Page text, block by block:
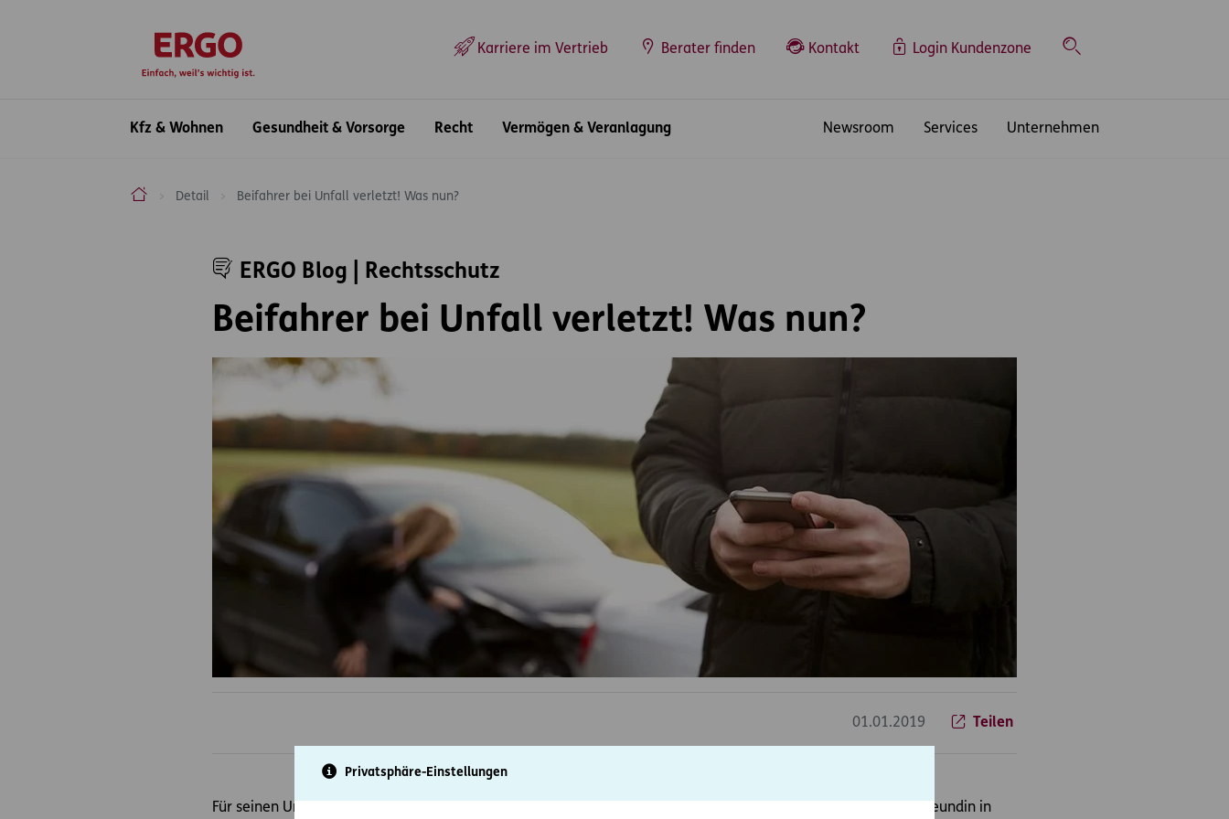
Privatsphäre-Einstellungen
Karriere im Vertrieb Berater finden Kontakt Login Kundenzone
Suche
Kfz & Wohnen
Gesundheit & Vorsorge Recht Vermögen & Veranlagung Newsroom Services Unternehmen
ERGO Versicherung Aktiengesellschaft
Detail Beifahrer bei Unfall verletzt! Was nun?
Beifahrer bei Unfall verletzt! Was nun?
ERGO Blog | Rechtsschutz
01.01.2019 Teilen
Für seinen Urlaub borgt sich Philipp B. von seiner Schwester das Auto aus. Auf der Hinreise sind er und seine Freundin in